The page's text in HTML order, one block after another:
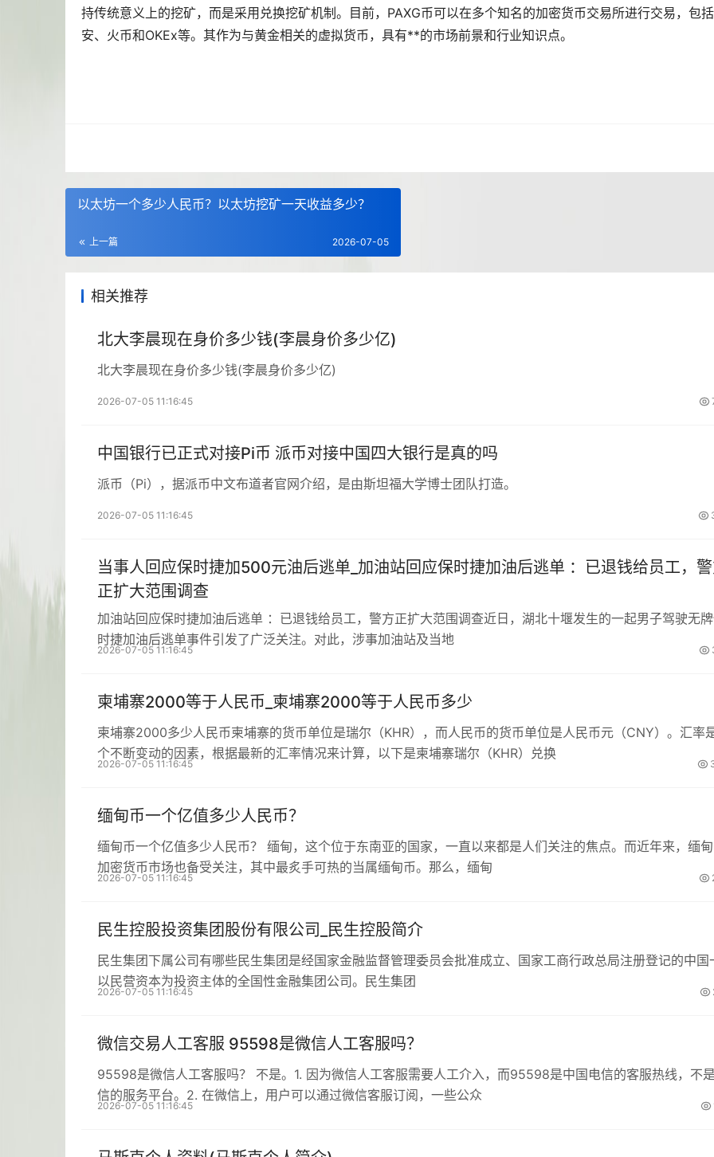
持传统意义上的挖矿，而是采用兑换挖矿机制。目前，PAXG币可以在多个知名的加密货币交易所进行交易，包
安、火币和OKEx等。其作为与黄金相关的虚拟货币，具有**的市场前景和行业知识点。
以太坊一个多少人民币？以太坊挖矿一天收益多少？
上一篇 2026-07-05
相关推荐
北大李晨现在身价多少钱(李晨身价多少亿)
北大李晨现在身价多少钱(李晨身价多少亿)
2026-07-05 11:16:45
中国银行已正式对接Pi币 派币对接中国四大银行是真的吗
派币（Pi），据派币中文布道者官网介绍，是由斯坦福大学博士团队打造。
2026-07-05 11:16:45
当事人回应保时捷加500元油后逃单_加油站回应保时捷加油后逃单 ：已退钱给员工，
正扩大范围调查
加油站回应保时捷加油后逃单 ：已退钱给员工，警方正扩大范围调查近日，湖北十堰发生的一起男子驾驶无
时捷加油后逃单事件引发了广泛关注。对此，涉事加油站及当地
2026-07-05 11:16:45
柬埔寨2000等于人民币_柬埔寨2000等于人民币多少
柬埔寨2000多少人民币柬埔寨的货币单位是瑞尔（KHR），而人民币的货币单位是人民币元（CNY）。汇率
个不断变动的因素，根据最新的汇率情况来计算，以下是柬埔寨瑞尔（KHR）兑换
2026-07-05 11:16:45
缅甸币一个亿值多少人民币？
缅甸币一个亿值多少人民币？ 缅甸，这个位于东南亚的国家，一直以来都是人们关注的焦点。而近年来，缅
加密货币市场也备受关注，其中最炙手可热的当属缅甸币。那么，缅甸
2026-07-05 11:16:45
民生控股投资集团股份有限公司_民生控股简介
民生集团下属公司有哪些民生集团是经国家金融监督管理委员会批准成立、国家工商行政总局注册登记的中国
以民营资本为投资主体的全国性金融集团公司。民生集团
2026-07-05 11:16:45
微信交易人工客服 95598是微信人工客服吗？
95598是微信人工客服吗？ 不是。1. 因为微信人工客服需要人工介入，而95598是中国电信的客服热线，不
信的服务平台。2. 在微信上，用户可以通过微信客服订阅，一些公众
2026-07-05 11:16:45